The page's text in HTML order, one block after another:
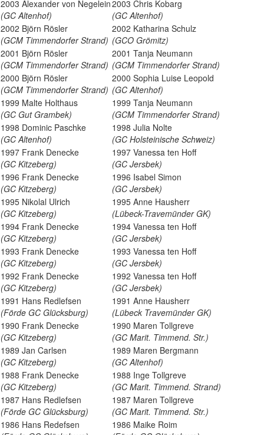
2003 Alexander von Negelein
(GC Altenhof)
2003 Chris Kobarg
(GC Altenhof)
2002 Björn Rösler
(GCM Timmendorfer Strand)
2002 Katharina Schulz
(GCO Grömitz)
2001 Björn Rösler
(GCM Timmendorfer Strand)
2001 Tanja Neumann
(GCM Timmendorfer Strand)
2000 Björn Rösler
(GCM Timmendorfer Strand)
2000 Sophia Luise Leopold
(GC Altenhof)
1999 Malte Holthaus
(GC Gut Grambek)
1999 Tanja Neumann
(GCM Timmendorfer Strand)
1998 Dominic Paschke
(GC Altenhof)
1998 Julia Nolte
(GC Holsteinische Schweiz)
1997 Frank Denecke
(GC Kitzeberg)
1997 Vanessa ten Hoff
(GC Jersbek)
1996 Frank Denecke
(GC Kitzeberg)
1996 Isabel Simon
(GC Jersbek)
1995 Nikolal Ulrich
(GC Kitzeberg)
1995 Anne Hausherr
(Lübeck-Travemünder GK)
1994 Frank Denecke
(GC Kitzeberg)
1994 Vanessa ten Hoff
(GC Jersbek)
1993 Frank Denecke
(GC Kitzeberg)
1993 Vanessa ten Hoff
(GC Jersbek)
1992 Frank Denecke
(GC Kitzeberg)
1992 Vanessa ten Hoff
(GC Jersbek)
1991 Hans Redlefsen
(Förde GC Glücksburg)
1991 Anne Hausherr
(Lübeck Travemünder GK)
1990 Frank Denecke
(GC Kitzeberg)
1990 Maren Tollgreve
(GC Marit. Timmend. Str.)
1989 Jan Carlsen
(GC Kitzeberg)
1989 Maren Bergmann
(GC Altenhof)
1988 Frank Denecke
(GC Kitzeberg)
1988 Inge Tollgreve
(GC Marit. Timmend. Strand)
1987 Hans Redlefsen
(Förde GC Glücksburg)
1987 Maren Tollgreve
(GC Marit. Timmend. Str.)
1986 Hans Redefsen
1986 Maike Roim